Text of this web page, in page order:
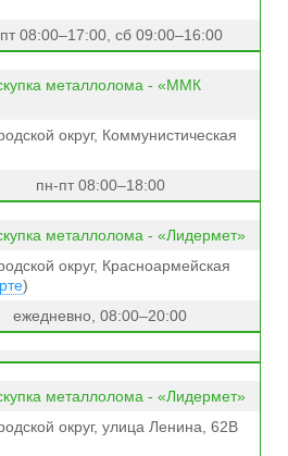
08:00–17:00, сб 09:00–16:00
металлолома - «ММК
округ, Коммунистическая
пн-пт 08:00–18:00
металлолома - «Лидермет»
округ, Красноармейская
)
ежедневно, 08:00–20:00
металлолома - «Лидермет»
округ, улица Ленина, 62В